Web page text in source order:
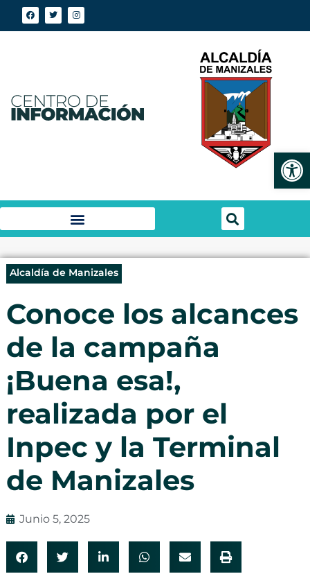
Alcaldía de Manizales
Conoce los alcances
de la campaña
¡Buena esa!,
realizada por el
Inpec y la Terminal
de Manizales
Junio 5, 2025